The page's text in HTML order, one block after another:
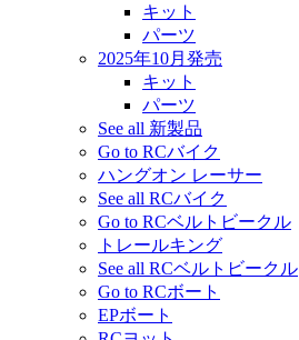
キット
パーツ
2025年10月発売
キット
パーツ
See all 新製品
Go to RCバイク
ハングオン レーサー
See all RCバイク
Go to RCベルトビークル
トレールキング
See all RCベルトビークル
Go to RCボート
EPボート